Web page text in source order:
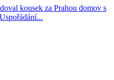
kousek za Prahou domov s